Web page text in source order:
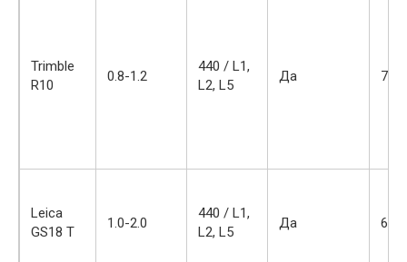
Trimble
R10
0.8-1.2
440 / L1,
L2, L5
Да 700
Leica
GS18 T
1.0-2.0
440 / L1,
L2, L5
Да 650